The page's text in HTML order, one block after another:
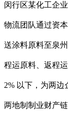
闵行区某化工企
物流团队通过资
送涂料原料至泉
程运原料、返程
2% 以下，为两边
两地制制业财产